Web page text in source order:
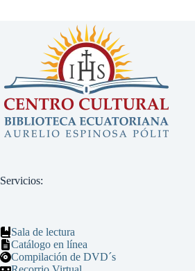
Servicios:
Sala de lectura
Catálogo en línea
Compilación de DVD´s